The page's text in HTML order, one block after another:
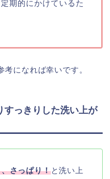
期的にかけているた
になれば幸いです。
すっきりした洗い上が
さっぱり！と洗い上